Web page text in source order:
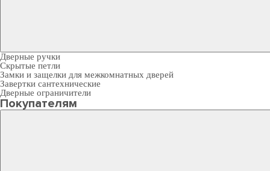
Дверные ручки
Скрытые петли
Замки и защелки для межкомнатных дверей
Завертки сантехнические
Дверные ограничители
Покупателям